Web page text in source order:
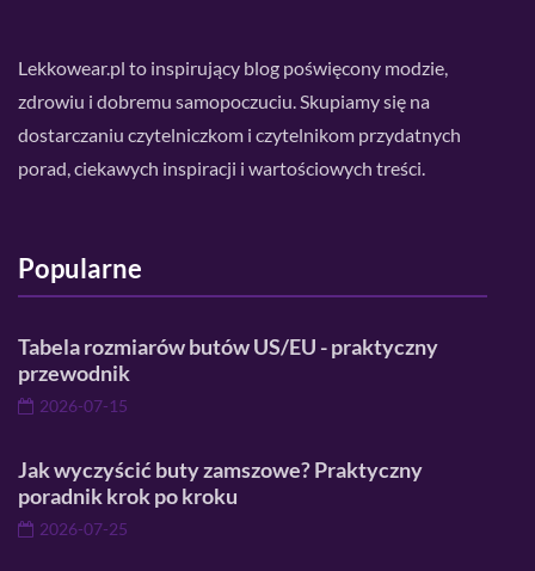
Lekkowear.pl to inspirujący blog poświęcony modzie,
zdrowiu i dobremu samopoczuciu. Skupiamy się na
dostarczaniu czytelniczkom i czytelnikom przydatnych
porad, ciekawych inspiracji i wartościowych treści.
Popularne
Tabela rozmiarów butów US/EU - praktyczny
przewodnik
2026-07-15
Jak wyczyścić buty zamszowe? Praktyczny
poradnik krok po kroku
2026-07-25